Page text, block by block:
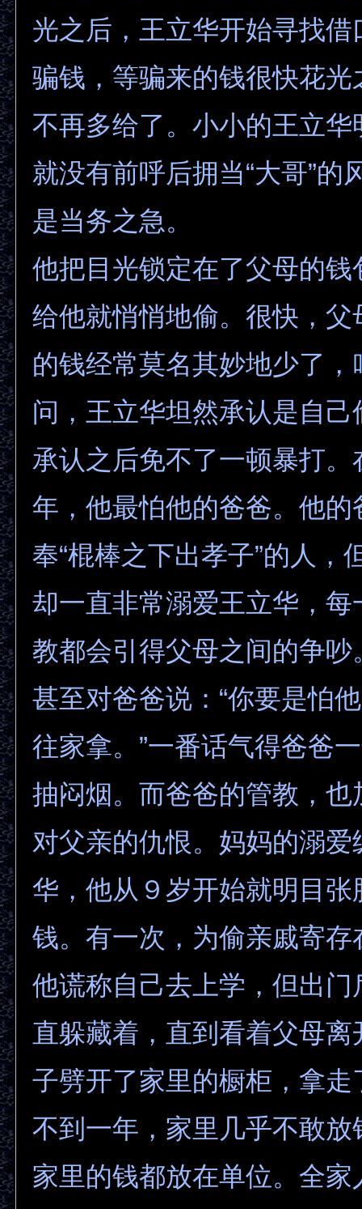
光之后，王立华开始寻找借
骗钱，等骗来的钱很快花光
不再多给了。小小的王立华
就没有前呼后拥当“大哥”的
是当务之急。
他把目光锁定在了父母的钱
给他就悄悄地偷。很快，父
的钱经常莫名其妙地少了，
问，王立华坦然承认是自己
承认之后免不了一顿暴打。
年，他最怕他的爸爸。他的
奉“棍棒之下出孝子”的人，
却一直非常溺爱王立华，每
教都会引得父母之间的争吵
甚至对爸爸说：“你要是怕
往家拿。”一番话气得爸爸
抽闷烟。而爸爸的管教，也
对父亲的仇恨。妈妈的溺爱
华，他从９岁开始就明目张
钱。有一次，为偷亲戚寄存
他谎称自己去上学，但出门
直躲藏着，直到看着父母离
子劈开了家里的橱柜，拿走
不到一年，家里几乎不敢放
家里的钱都放在单位。全家